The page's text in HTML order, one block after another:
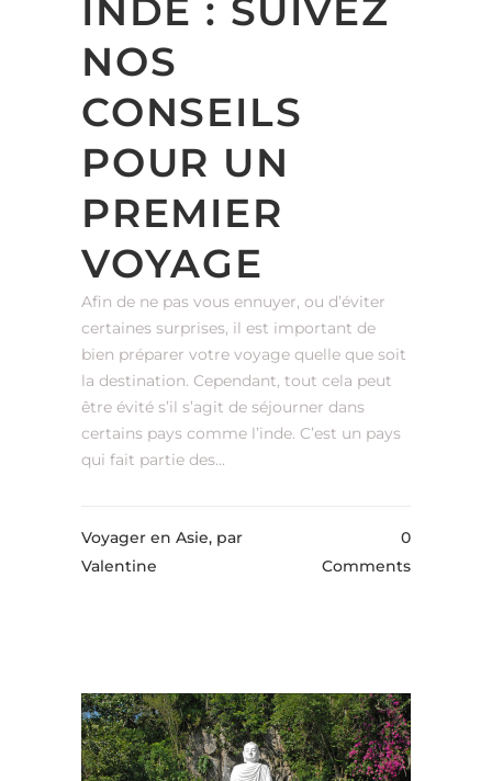
INDE : SUIVEZ
NOS
CONSEILS
POUR UN
PREMIER
VOYAGE
Afin de ne pas vous ennuyer, ou d’éviter
certaines surprises, il est important de
bien préparer votre voyage quelle que soit
la destination. Cependant, tout cela peut
être évité s’il s’agit de séjourner dans
certains pays comme l’inde. C’est un pays
qui fait partie des...
Voyager en Asie, par
Valentine
0
Comments